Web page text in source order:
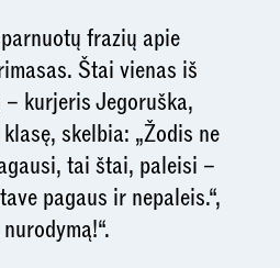
frazių apie
Štai vienas iš
kurjeris Jegoruška,
skelbia: „Žodis ne
tai štai, paleisi –
pagaus ir nepaleis.“,